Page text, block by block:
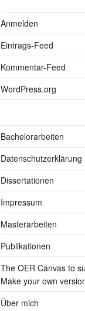
Anmelden
Eintrags-Feed
Kommentar-Feed
WordPress.org
Bachelorarbeiten
Datenschutzerklärung
Dissertationen
Impressum
Masterarbeiten
Publikationen
The OER Canvas to
Make your own
Über mich